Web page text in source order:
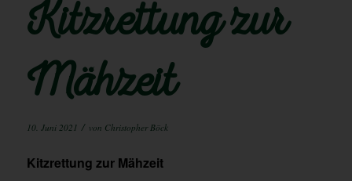
Kitzrettung zur
Mähzeit
10. Juni 2021 / von Christopher Böck
Kitzrettung zur Mähzeit